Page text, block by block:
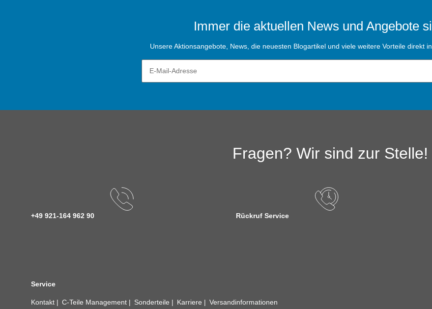
Immer die aktuellen News und Angebote
Unsere Aktionsangebote, News, die neuesten Blogartikel und viele weitere Vorteile direkt
Fragen? Wir sind zur Stelle!
+49 921-164 962 90 Rückruf Service
Service
Kontakt C-Teile Management Sonderteile Karriere Versandinformationen